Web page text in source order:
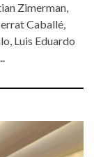
Zimerman,
Caballé,
Luis Eduardo